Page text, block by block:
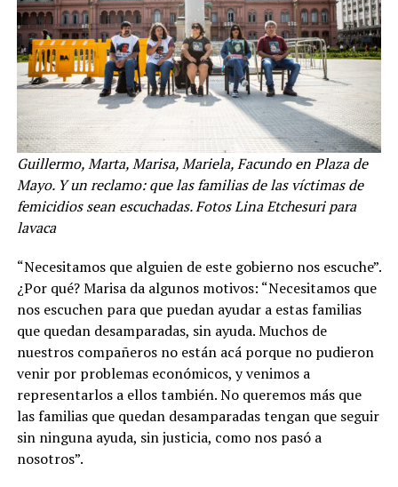
Guillermo, Marta, Marisa, Mariela, Facundo en Plaza de
Mayo. Y un reclamo: que las familias de las víctimas de
femicidios sean escuchadas.Fotos Lina Etchesuri para
lavaca
“Necesitamos que alguien de este gobierno nos escuche”.
¿Por qué? Marisa da algunos motivos: “Necesitamos que
nos escuchen para que puedan ayudar a estas familias
que quedan desamparadas, sin ayuda. Muchos de
nuestros compañeros no están acá porque no pudieron
venir por problemas económicos, y venimos a
representarlos a ellos también. No queremos más que
las familias que quedan desamparadas tengan que seguir
sin ninguna ayuda, sin justicia, como nos pasó a
nosotros”.